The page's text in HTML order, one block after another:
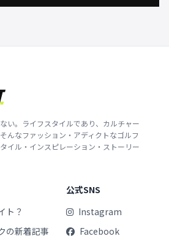
.
い。ライフスタイルであり、カルチャー
んなファッション・アディクトなゴルフ
イル・インスピレーション・ストーリー
ト？
の新着記事
公式SNS
Instagram
Facebook